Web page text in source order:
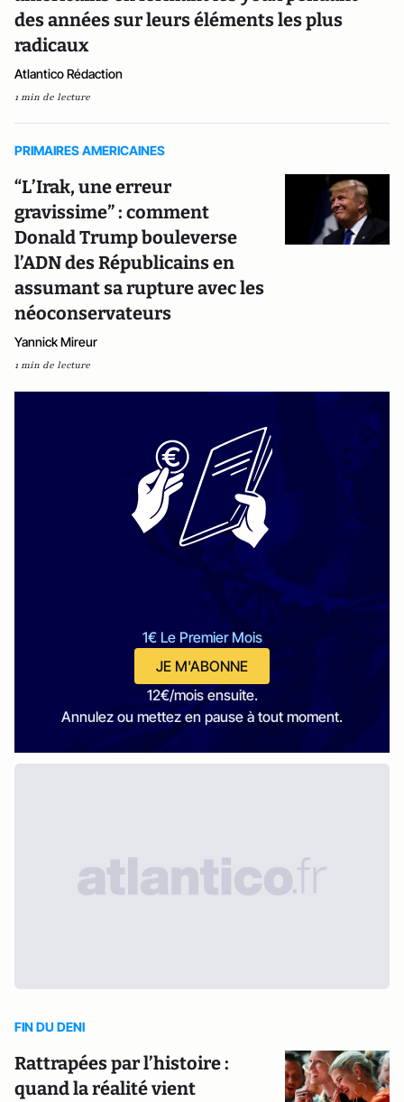
des années sur leurs éléments les plus
radicaux
Atlantico Rédaction
1 min de lecture
PRIMAIRES AMERICAINES
“L’Irak, une erreur
gravissime” : comment
Donald Trump bouleverse
l’ADN des Républicains en
assumant sa rupture avec les
néoconservateurs
Yannick Mireur
1 min de lecture
1€ Le Premier Mois
JE M'ABONNE
12€/mois ensuite.
Annulez ou mettez en pause à tout moment.
FIN DU DENI
Rattrapées par l’histoire :
quand la réalité vient